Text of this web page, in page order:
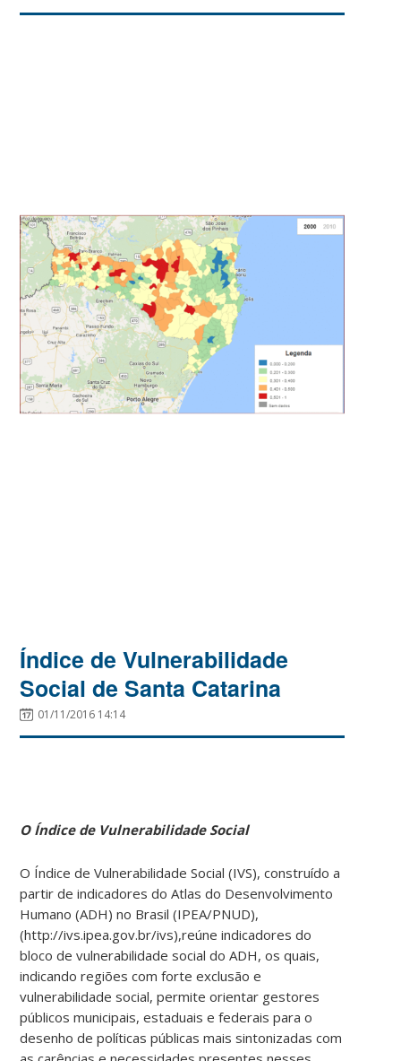
Índice de Vulnerabilidade
Social de Santa Catarina
01/11/2016 14:14
O Índice de Vulnerabilidade Social
O Índice de Vulnerabilidade Social (IVS), construído a
partir de indicadores do Atlas do Desenvolvimento
Humano (ADH) no Brasil (IPEA/PNUD),
(http://ivs.ipea.gov.br/ivs),reúne indicadores do
bloco de vulnerabilidade social do ADH, os quais,
indicando regiões com forte exclusão e
vulnerabilidade social, permite orientar gestores
públicos municipais, estaduais e federais para o
desenho de políticas públicas mais sintonizadas com